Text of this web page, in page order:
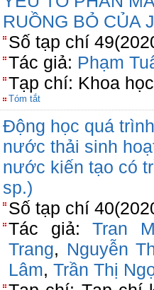
RUỒNG BỎ CỦA
Số tạp chí
Tác giả: Phạm
Tạp chí: Khoa
Tóm tắt
Động học quá
nước thải sinh
nước kiến tạo có
sp.)
Số tạp chí
Tác giả:Tran
Trang, Nguyễn
Lâm, Trần Thị